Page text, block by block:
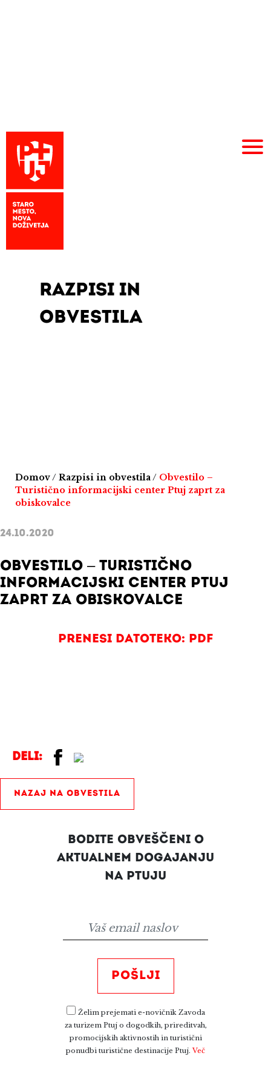
RAZPISI IN
OBVESTILA
Domov/ Razpisi in obvestila/ Obvestilo –
Turistično informacijski center Ptuj zaprt za
obiskovalce
24.10.2020
OBVESTILO – TURISTIČNO
INFORMACIJSKI CENTER PTUJ
ZAPRT ZA OBISKOVALCE
Prenesi datoteko: pdf
Deli:
NAZAJ NA OBVESTILA
BODITE OBVEŠČENI O
AKTUALNEM DOGAJANJU
NA PTUJU
POŠLJI
Želim prejemati e-novičnik Zavoda
za turizem Ptuj o dogodkih, prireditvah,
promocijskih aktivnostih in turistični
ponudbi turistične destinacije Ptuj. Več